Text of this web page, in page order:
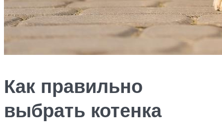
Как правильно
выбрать котенка